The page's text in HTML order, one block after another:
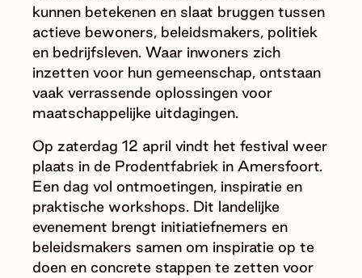
kunnen betekenen en slaat bruggen tussen
actieve bewoners, beleidsmakers, politiek
en bedrijfsleven. Waar inwoners zich
inzetten voor hun gemeenschap, ontstaan
vaak verrassende oplossingen voor
maatschappelijke uitdagingen.
Op zaterdag 12 april vindt het festival weer
plaats in de Prodentfabriek in Amersfoort.
Een dag vol ontmoetingen, inspiratie en
praktische workshops. Dit landelijke
evenement brengt initiatiefnemers en
beleidsmakers samen om inspiratie op te
doen en concrete stappen te zetten voor